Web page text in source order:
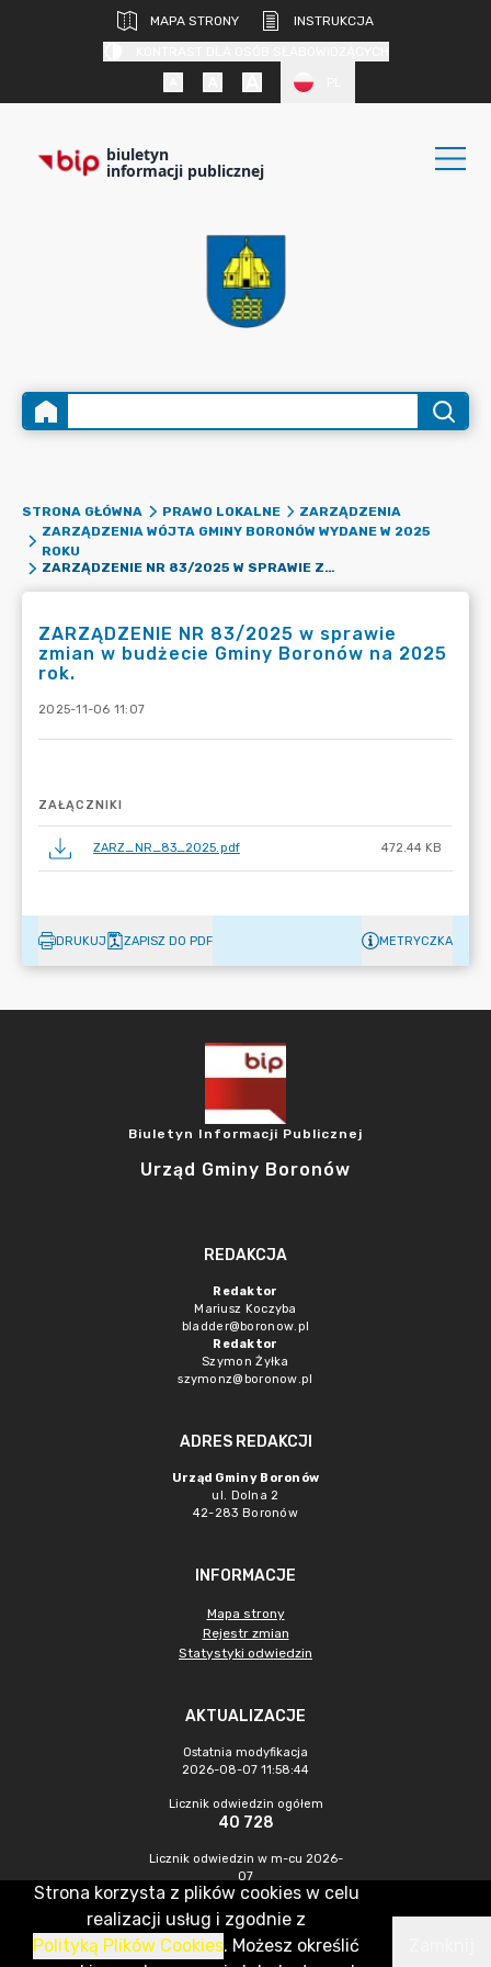
MAPA STRONY
INSTRUKCJA
biuletyn
informacji publicznej
STRONA GŁÓWNA PRAWO LOKALNE
ZARZĄDZENIA
ZARZĄDZENIA WÓJTA GMINY BORONÓW WYDANE W 2025
ROKU
ZARZĄDZENIE NR 83/2025 W SPRAWIE ZMIAN W BUDŻECIE GMINY BORONÓW NA 2025 ROK.
ZARZĄDZENIE NR 83/2025 w sprawie
zmian w budżecie Gminy Boronów na 2025
rok.
2025-11-06 11:07
ZAŁĄCZNIKI
ZARZ_NR_83_2025.pdf 472.44 KB
DRUKUJ ZAPISZ DO PDF METRYCZKA
Biuletyn Informacji Publicznej
Urząd Gminy Boronów
REDAKCJA
Redaktor
Mariusz Koczyba
bladder@boronow.pl
Redaktor
Szymon Żyłka
szymonz@boronow.pl
ADRES REDAKCJI
Urząd Gminy Boronów
ul. Dolna 2
42-283 Boronów
INFORMACJE
Mapa strony
Rejestr zmian
Statystyki odwiedzin
AKTUALIZACJE
Ostatnia modyfikacja
2026-08-07 11:58:44
Licznik odwiedzin ogółem
40 728
Licznik odwiedzin w m-cu 2026-
07
365
CMS & Hosting: Nefeni Sp. z o.o.
Strona korzysta z plików cookies w celu
realizacji usług i zgodnie z
Polityką Plików Cookies. Możesz określić